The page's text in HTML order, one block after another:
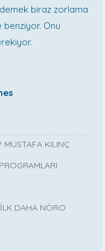
biraz zorlama
Onu
KILINÇ
DAHA NÖRO